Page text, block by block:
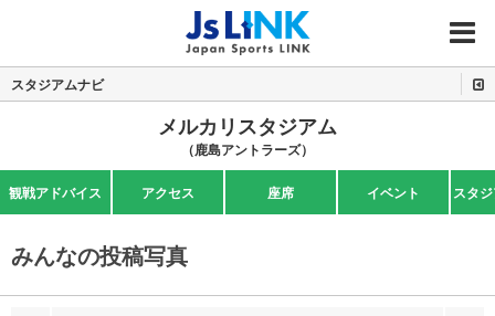
MENU
スタジアムナビ
メルカリスタジアム
（鹿島アントラーズ）
観戦アドバイス アクセス 座席 イベント スタ
みんなの投稿写真